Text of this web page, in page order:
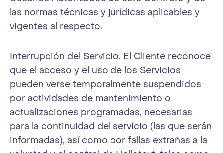
las normas técnicas y jurídicas aplicables y
vigentes al respecto.
Interrupción del Servicio. El Cliente reconoce
que el acceso y el uso de los Servicios
pueden verse temporalmente suspendidos
por actividades de mantenimiento o
actualizaciones programadas, necesarias
para la continuidad del servicio (las que serán
informadas), así como por fallas extrañas a la